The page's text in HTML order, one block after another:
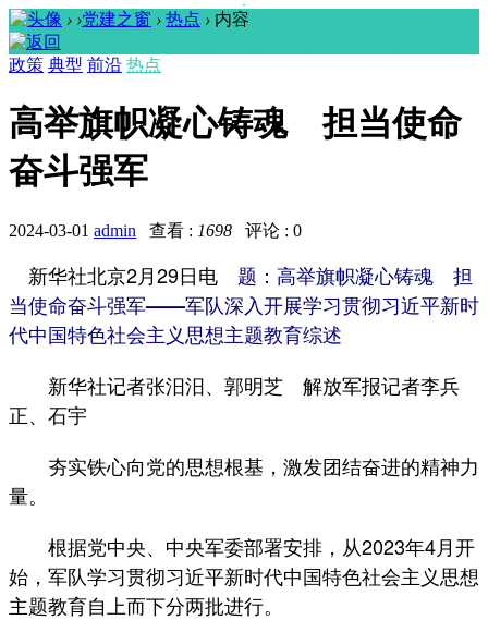
› ›党建之窗 › 热点 › 内容
政策 典型 前沿 热点
高举旗帜凝心铸魂 担当使命
奋斗强军
2024-03-01 admin 查看 : 1698 评论 : 0
新华社北京2月29日电 题：高举旗帜凝心铸魂 担
当使命奋斗强军——军队深入开展学习贯彻习近平新时
代中国特色社会主义思想主题教育综述
新华社记者张汨汨、郭明芝 解放军报记者李兵
正、石宇
夯实铁心向党的思想根基，激发团结奋进的精神力
量。
根据党中央、中央军委部署安排，从2023年4月开
始，军队学习贯彻习近平新时代中国特色社会主义思想
主题教育自上而下分两批进行。